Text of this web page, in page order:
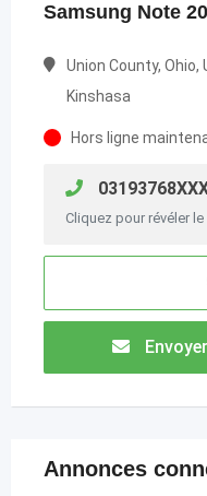
Samsung Note 20
Union County,
Kinshasa
Hors ligne
Cliquez pour révéler
Annonces